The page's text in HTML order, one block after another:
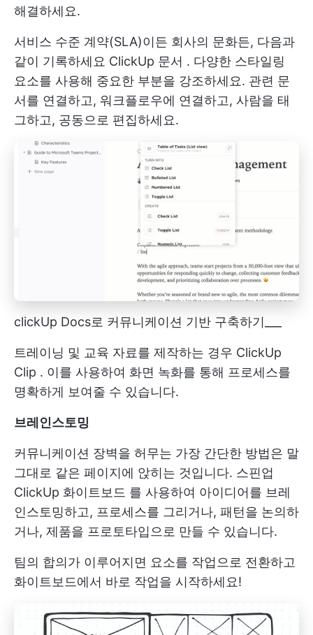
해결하세요.
서비스 수준 계약(SLA)이든 회사의 문화든, 다음과
같이 기록하세요 ClickUp 문서 . 다양한 스타일링
요소를 사용해 중요한 부분을 강조하세요. 관련 문
서를 연결하고, 워크플로우에 연결하고, 사람을 태
그하고, 공동으로 편집하세요.
clickUp Docs로 커뮤니케이션 기반 구축하기___
트레이닝 및 교육 자료를 제작하는 경우 ClickUp
Clip . 이를 사용하여 화면 녹화를 통해 프로세스를
명확하게 보여줄 수 있습니다.
브레인스토밍
커뮤니케이션 장벽을 허무는 가장 간단한 방법은 말
그대로 같은 페이지에 앉히는 것입니다. 스핀업
ClickUp 화이트보드 를 사용하여 아이디어를 브레
인스토밍하고, 프로세스를 그리거나, 패턴을 논의하
거나, 제품을 프로토타입으로 만들 수 있습니다.
팀의 합의가 이루어지면 요소를 작업으로 전환하고
화이트보드에서 바로 작업을 시작하세요!